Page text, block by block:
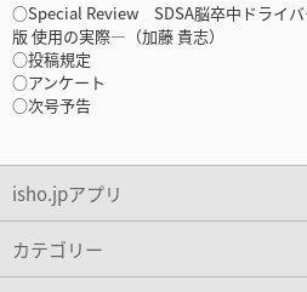
○Special Review SDSA脳卒中ドライ
版 使用の実際―（加藤 貴志）
○投稿規定
○アンケート
○次号予告
isho.jpアプリ
カテゴリー